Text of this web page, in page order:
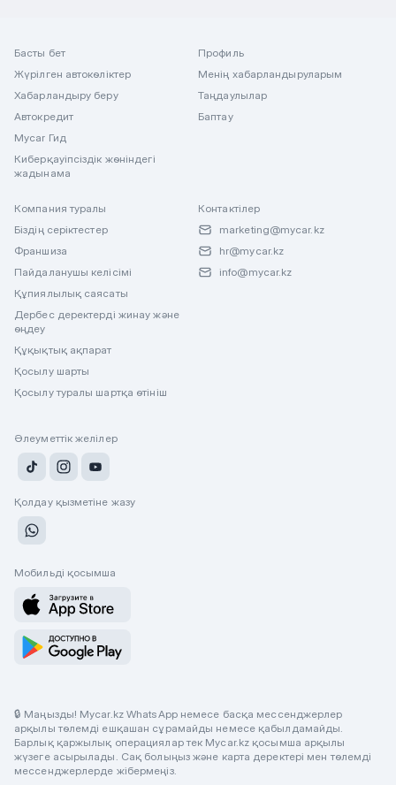
Басты бет
Жүрілген автокөліктер
Хабарландыру беру
Автокредит
Mycar Гид
Киберқауіпсіздік жөніндегі
жадынама
Профиль
Менің хабарландыруларым
Таңдаулылар
Баптау
Компания туралы
Біздің серіктестер
Франшиза
Пайдаланушы келісімі
Құпиялылық саясаты
Дербес деректерді жинау және
өңдеу
Құқықтық ақпарат
Қосылу шарты
Қосылу туралы шартқа өтініш
Контактілер
marketing@mycar.kz
hr@mycar.kz
info@mycar.kz
Әлеуметтік желілер
Қолдау қызметіне жазу
Мобильді қосымша
🔒 Маңызды! Mycar.kz WhatsApp немесе басқа мессенджерлер
арқылы төлемді ешқашан сұрамайды немесе қабылдамайды.
Барлық қаржылық операциялар тек Mycar.kz қосымша арқылы
жүзеге асырылады. Сақ болыңыз және карта деректері мен төлемді
мессенджерлерде жібермеңіз.